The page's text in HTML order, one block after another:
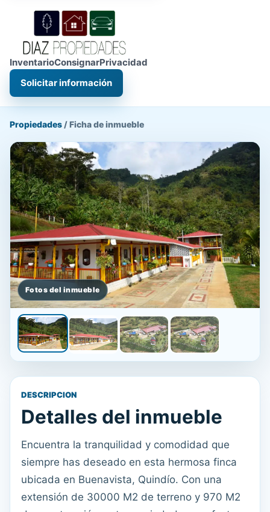
InventarioConsignarPrivacidad
Solicitar información
Propiedades /Ficha de inmueble
DESCRIPCION
Detalles del inmueble
Encuentra la tranquilidad y comodidad que
siempre has deseado en esta hermosa finca
ubicada en Buenavista, Quindío. Con una
extensión de 30000 M2 de terreno y 970 M2